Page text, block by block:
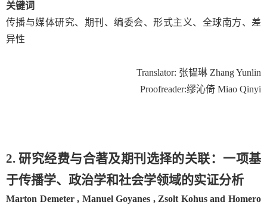
关键词
传播与媒体研究、期刊、编委会、形式主义、全球南方、差
异性
Translator: 张韫琳 Zhang Yunlin
Proofreader:缪沁倚 Miao Qinyi
2. 研究经费与合著及期刊选择的关联：一项基
于传播学、政治学和社会学领域的实证分析
Marton Demeter , Manuel Goyanes , Zsolt Kohus and Homero